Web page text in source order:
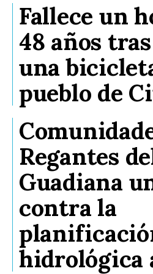
Fallece un
48 años
una
pueblo de
Regantes
Guadiana
contra la
hidrológica